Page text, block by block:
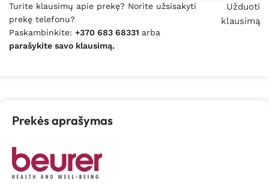
Turite klausimų apie prekę? Norite užsisakyti
prekę telefonu?
Paskambinkite: +370 683 68331 arba
parašykite savo klausimą.
Užduoti
klausimą
Prekės aprašymas